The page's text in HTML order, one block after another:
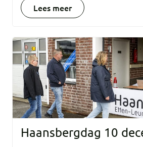
Lees meer
Haansbergdag 10